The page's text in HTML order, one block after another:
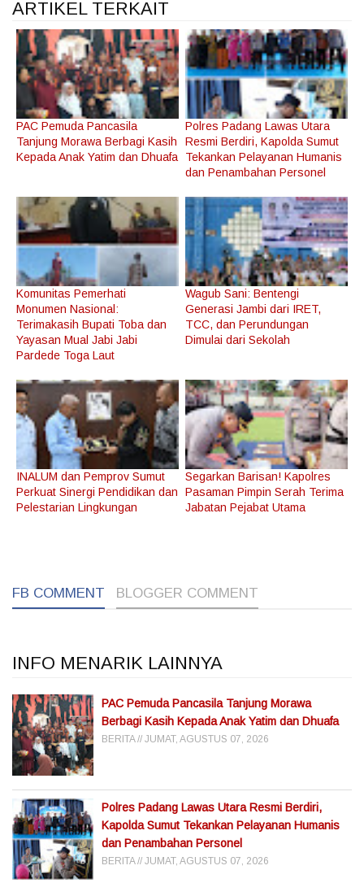
ARTIKEL TERKAIT
PAC Pemuda Pancasila
Tanjung Morawa Berbagi Kasih
Kepada Anak Yatim dan Dhuafa
Polres Padang Lawas Utara
Resmi Berdiri, Kapolda Sumut
Tekankan Pelayanan Humanis
dan Penambahan Personel
Komunitas Pemerhati
Monumen Nasional:
Terimakasih Bupati Toba dan
Yayasan Mual Jabi Jabi
Pardede Toga Laut
Wagub Sani: Bentengi
Generasi Jambi dari IRET,
TCC, dan Perundungan
Dimulai dari Sekolah
INALUM dan Pemprov Sumut
Perkuat Sinergi Pendidikan dan
Pelestarian Lingkungan
Segarkan Barisan! Kapolres
Pasaman Pimpin Serah Terima
Jabatan Pejabat Utama
FB COMMENT BLOGGER COMMENT
INFO MENARIK LAINNYA
PAC Pemuda Pancasila Tanjung Morawa
Berbagi Kasih Kepada Anak Yatim dan Dhuafa
BERITA JUMAT, AGUSTUS 07, 2026
Polres Padang Lawas Utara Resmi Berdiri,
Kapolda Sumut Tekankan Pelayanan Humanis
dan Penambahan Personel
BERITA JUMAT, AGUSTUS 07, 2026